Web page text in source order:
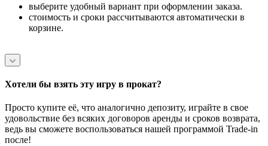
выберите удобный вариант при оформлении заказа.
стоимость и сроки рассчитываются автоматически в
корзине.
Хотели бы взять эту игру в прокат?
Просто купите её, что аналогично депозиту, играйте в свое
удовольствие без всяких договоров аренды и сроков возврата,
ведь вы сможете воспользоваться нашей программой Trade-in
после!